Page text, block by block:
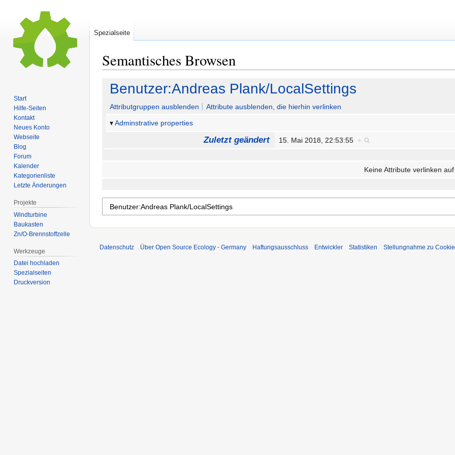
Semantisches Browsen
Zur
Navigation
springen
Zur
Suche
springen
Benutzer:Andreas Plank/LocalSettings
Attributgruppen ausblenden
Attribute ausblenden, die hierhin verlinken
Adminstrative properties
Zuletzt geändert 15. Mai 2018, 22:53:55 +
Keine Attribute verlinken
Spezialseite
Start
Hilfe-Seiten
Kontakt
Neues Konto
Webseite
Blog
Forum
Kalender
Kategorienliste
Letzte Änderungen
Projekte
Windturbine
Baukasten
Zn/O-Brennstoffzelle
Werkzeuge
Datei hochladen
Spezialseiten
Druckversion
Datenschutz Über Open Source Ecology - Germany Haftungsausschluss Entwickler Statistiken Stellungnahme zu